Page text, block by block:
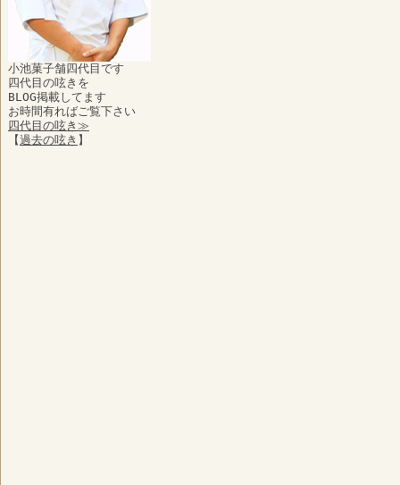
小池菓子舗四代目です
四代目の呟きを
BLOG掲載してます
お時間有ればご覧下さい
四代目の呟き≫
【過去の呟き 】